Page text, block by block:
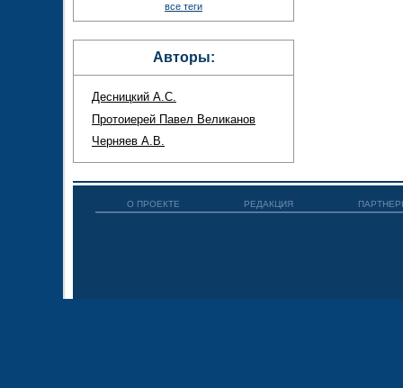
все теги
Авторы:
Десницкий А.С.
Протоиерей Павел Великанов
Черняев А.В.
О ПРОЕКТЕ РЕДАКЦИЯ